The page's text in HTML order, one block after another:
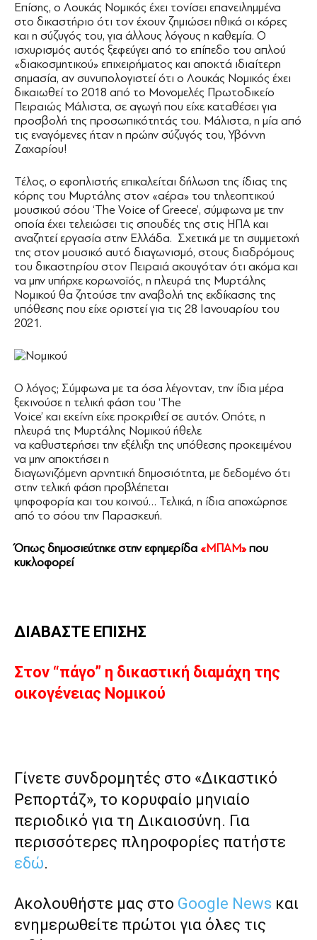
Επίσης, ο Λουκάς Νομικός έχει τονίσει επανειλημμένα
στο δικαστήριο ότι τον έχουν ζημιώσει ηθικά οι κόρες
και η σύζυγός του, για άλλους λόγους η καθεμία. Ο
ισχυρισμός αυτός ξεφεύγει από το επίπεδο του απλού
«διακοσμητικού» επιχειρήματος και αποκτά ιδιαίτερη
σημασία, αν συνυπολογιστεί ότι ο Λουκάς Νομικός έχει
δικαιωθεί το 2018 από το Μονομελές Πρωτοδικείο
Πειραιώς Μάλιστα, σε αγωγή που είχε καταθέσει για
προσβολή της προσωπικότητάς του. Μάλιστα, η μία από
τις εναγόμενες ήταν η πρώην σύζυγός του, Υβόννη
Ζαχαρίου!
Τέλος, ο εφοπλιστής επικαλείται δήλωση της ίδιας της
κόρης του Μυρτάλης στον «αέρα» του τηλεοπτικού
μουσικού σόου ‘The Voice of Greece’, σύμφωνα με την
οποία έχει τελειώσει τις σπουδές της στις ΗΠΑ και
αναζητεί εργασία στην Ελλάδα. Σχετικά με τη συμμετοχή
της στον μουσικό αυτό διαγωνισμό, στους διαδρόμους
του δικαστηρίου στον Πειραιά ακουγόταν ότι ακόμα και
να μην υπήρχε κορωνοϊός, η πλευρά της Μυρτάλης
Νομικού θα ζητούσε την αναβολή της εκδίκασης της
υπόθεσης που είχε οριστεί για τις 28 Ιανουαρίου του
2021.
Ο λόγος; Σύμφωνα με τα όσα λέγονταν, την ίδια μέρα
ξεκινούσε η τελική φάση του ‘The
Voice’ και εκείνη είχε προκριθεί σε αυτόν. Οπότε, η
πλευρά της Μυρτάλης Νομικού ήθελε
να καθυστερήσει την εξέλιξη της υπόθεσης προκειμένου
να μην αποκτήσει η
διαγωνιζόμενη αρνητική δημοσιότητα, με δεδομένο ότι
στην τελική φάση προβλέπεται
ψηφοφορία και του κοινού… Τελικά, η ίδια αποχώρησε
από το σόου την Παρασκευή.
Όπως δημοσιεύτηκε στην εφημερίδα «ΜΠΑΜ» που
κυκλοφορεί
ΔΙΑΒΑΣΤΕ ΕΠΙΣΗΣ
Στον “πάγο” η δικαστική διαμάχη της
οικογένειας Νομικού
Γίνετε συνδρομητές στο «Δικαστικό
Ρεπορτάζ», το κορυφαίο μηνιαίο
περιοδικό για τη Δικαιοσύνη. Για
περισσότερες πληροφορίες πατήστε
εδώ.
Ακολουθήστε μας στο Google News και
ενημερωθείτε πρώτοι για όλες τις